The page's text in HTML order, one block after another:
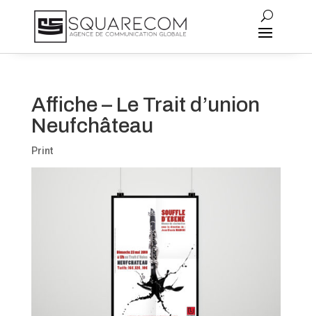
Affiche – Le Trait d’union
Neufchâteau
Print